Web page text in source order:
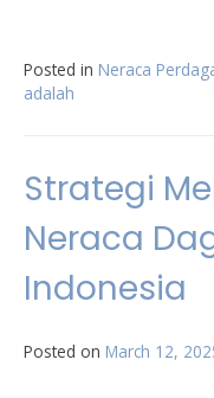
Posted in Neraca
adalah
Strategi
Neraca
Indonesia
Posted on March 12,